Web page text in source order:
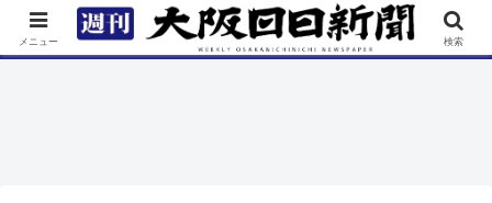
TOP 特集 ニュース 連載 街ネタ イベント
メニュー 検索